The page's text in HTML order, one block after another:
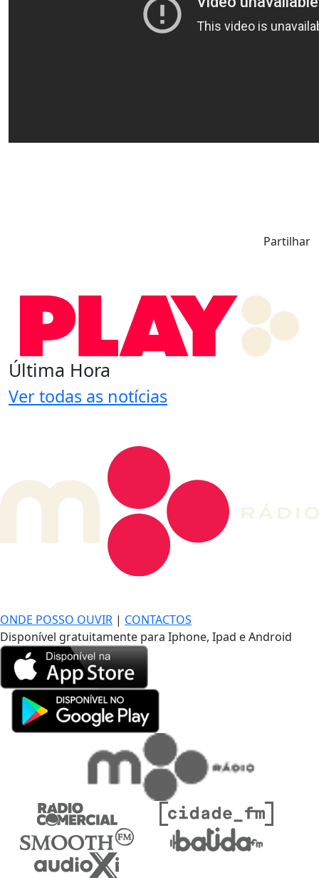
Partilhar
Última Hora
Ver todas as notícias
ONDE POSSO OUVIR | CONTACTOS
Disponível gratuitamente para Iphone, Ipad e Android